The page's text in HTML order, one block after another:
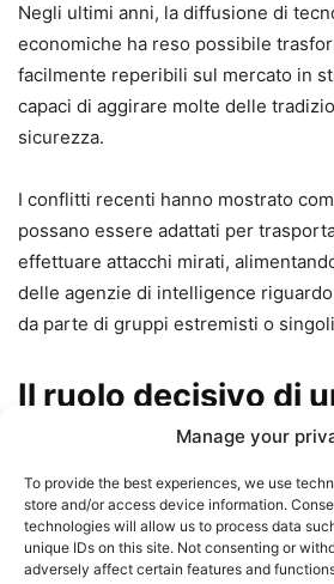
Manage your
To provide the best experiences, we use
store and/or access device information.
technologies will allow us to process data
unique IDs on this site. Not consenting or
adversely affect certain features and
Negli ultimi anni, la diffusione di
economiche ha reso possibile
facilmente reperibili sul mercato in
capaci di aggirare molte delle
sicurezza.
I conflitti recenti hanno mostrato
possano essere adattati per
effettuare attacchi mirati,
delle agenzie di intelligence
da parte di gruppi estremisti o
Il ruolo decisivo di